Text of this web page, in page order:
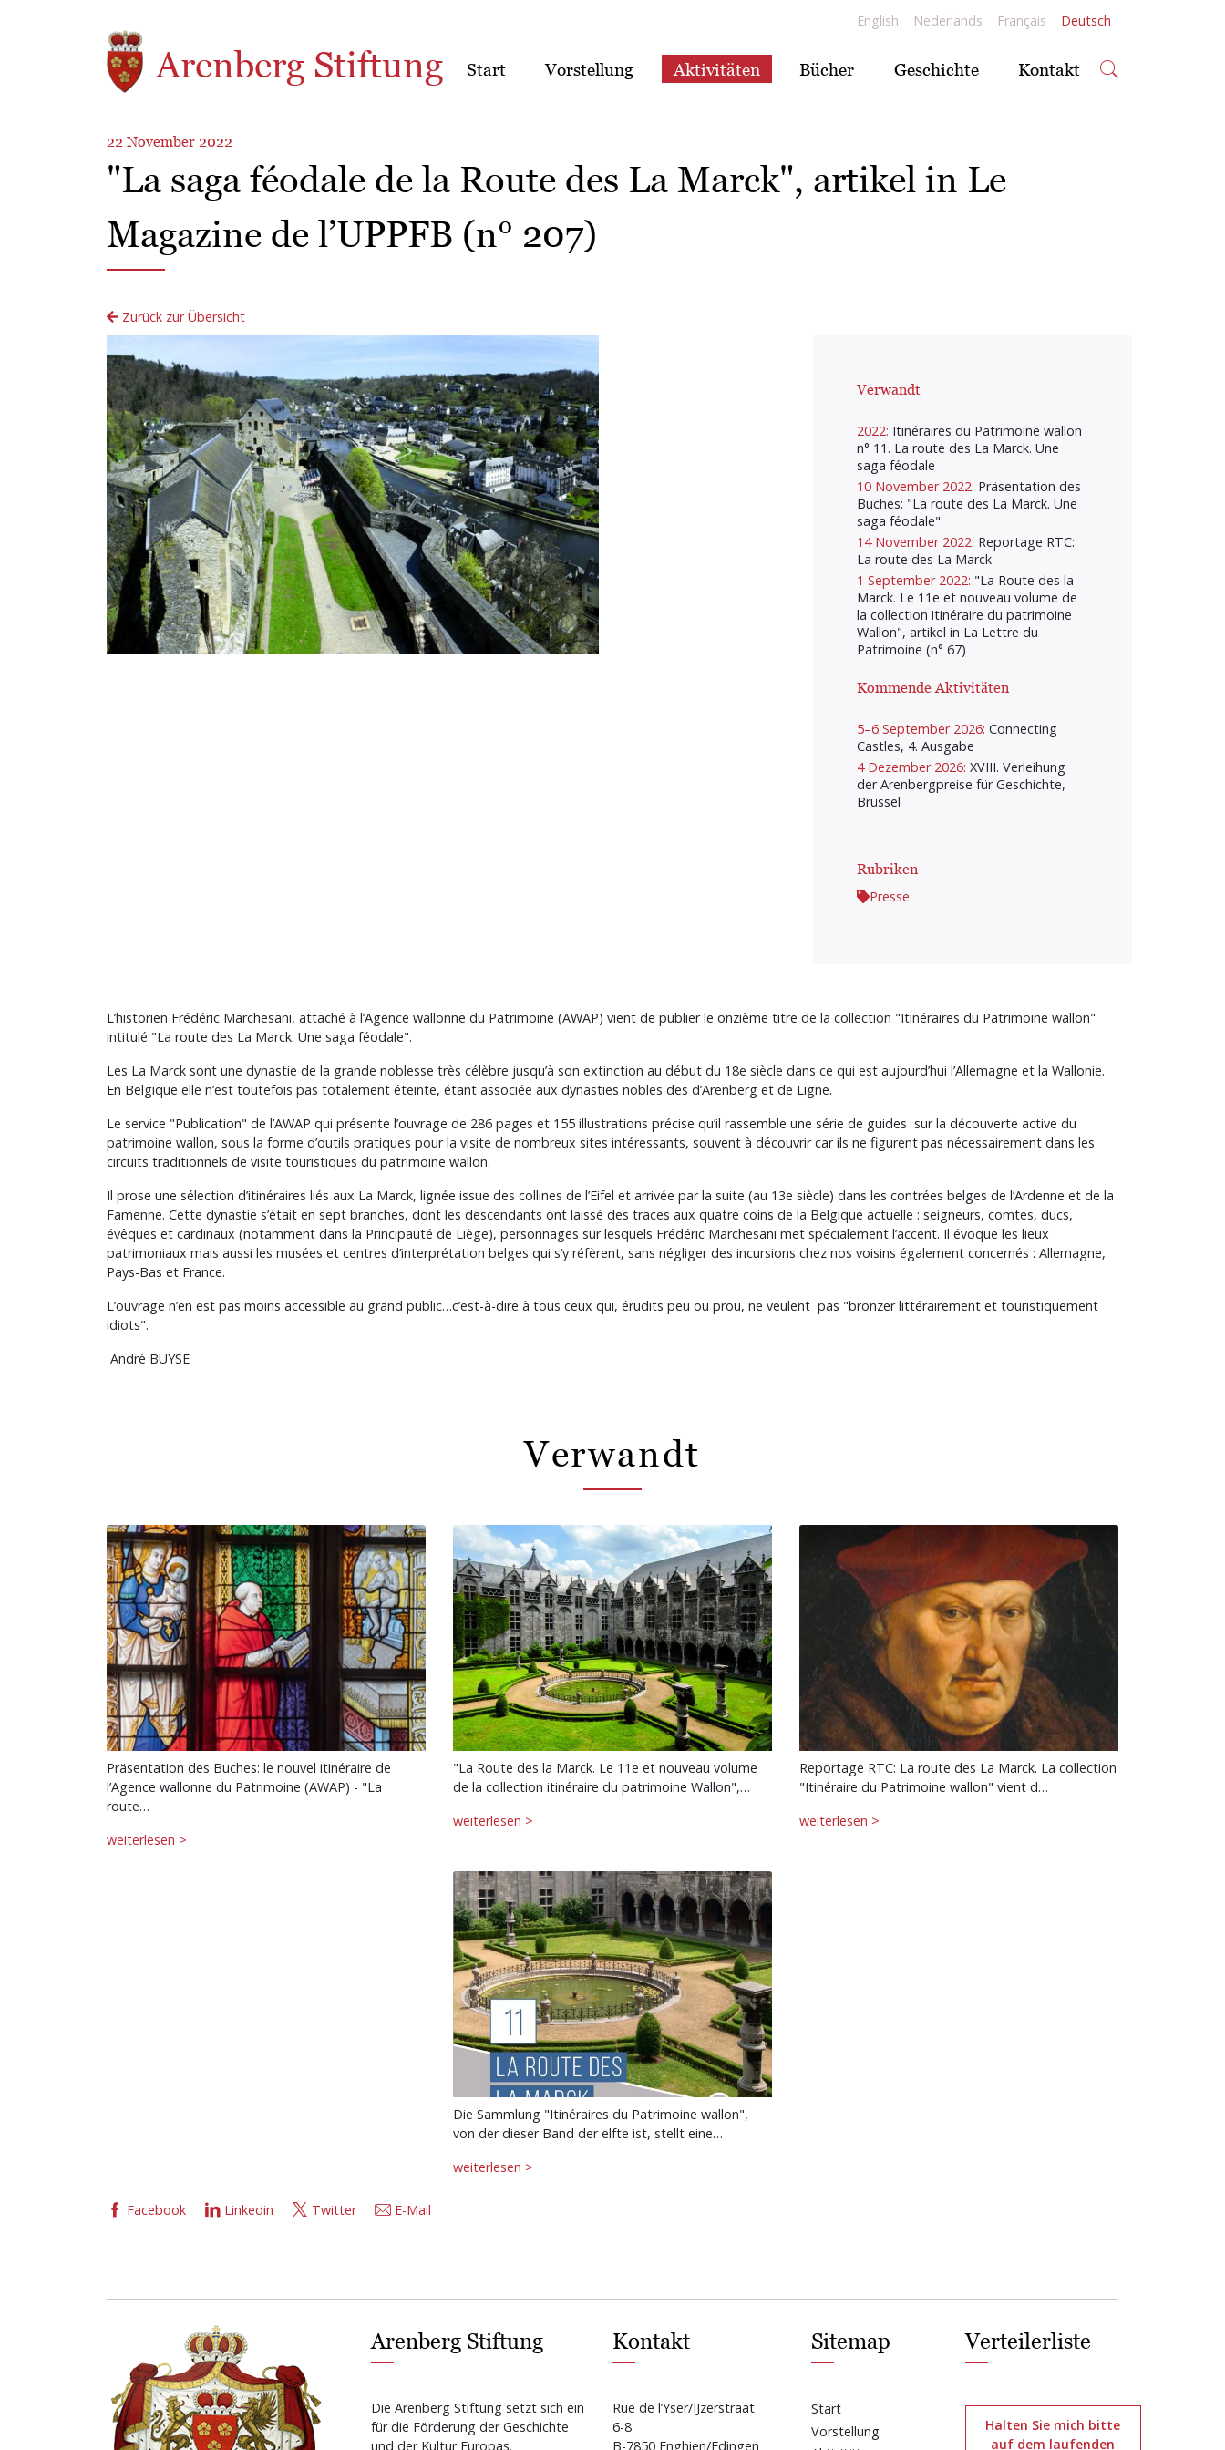
English Nederlands Français Deutsch
Arenberg Stiftung Start Vorstellung Aktivitäten Bücher Geschichte Kontakt
22 November 2022
"La saga féodale de la Route des La Marck", artikel in Le
Magazine de l’UPPFB (n° 207)
Zurück zur Übersicht
Verwandt
2022: Itinéraires du Patrimoine wallon
n° 11. La route des La Marck. Une
saga féodale
10 November 2022: Präsentation des
Buches: "La route des La Marck. Une
saga féodale"
14 November 2022: Reportage RTC:
La route des La Marck
1 September 2022: "La Route des la
Marck. Le 11e et nouveau volume de
la collection itinéraire du patrimoine
Wallon", artikel in La Lettre du
Patrimoine (n° 67)
Kommende Aktivitäten
5–6 September 2026: Connecting
Castles, 4. Ausgabe
4 Dezember 2026: XVIII. Verleihung
der Arenbergpreise für Geschichte,
Brüssel
Rubriken
Presse
L’historien Frédéric Marchesani, attaché à l’Agence wallonne du Patrimoine (AWAP) vient de publier le onzième titre de la collection "Itinéraires du Patrimoine wallon"
intitulé "La route des La Marck. Une saga féodale".
Les La Marck sont une dynastie de la grande noblesse très célèbre jusqu’à son extinction au début du 18e siècle dans ce qui est aujourd’hui l’Allemagne et la Wallonie.
En Belgique elle n’est toutefois pas totalement éteinte, étant associée aux dynasties nobles des d’Arenberg et de Ligne.
Le service "Publication" de l’AWAP qui présente l’ouvrage de 286 pages et 155 illustrations précise qu’il rassemble une série de guides sur la découverte active du
patrimoine wallon, sous la forme d’outils pratiques pour la visite de nombreux sites intéressants, souvent à découvrir car ils ne figurent pas nécessairement dans les
circuits traditionnels de visite touristiques du patrimoine wallon.
Il prose une sélection d’itinéraires liés aux La Marck, lignée issue des collines de l’Eifel et arrivée par la suite (au 13e siècle) dans les contrées belges de l’Ardenne et de la
Famenne. Cette dynastie s’était en sept branches, dont les descendants ont laissé des traces aux quatre coins de la Belgique actuelle : seigneurs, comtes, ducs,
évêques et cardinaux (notamment dans la Principauté de Liège), personnages sur lesquels Frédéric Marchesani met spécialement l’accent. Il évoque les lieux
patrimoniaux mais aussi les musées et centres d’interprétation belges qui s’y réfèrent, sans négliger des incursions chez nos voisins également concernés : Allemagne,
Pays-Bas et France.
L’ouvrage n’en est pas moins accessible au grand public…c’est-à-dire à tous ceux qui, érudits peu ou prou, ne veulent pas "bronzer littérairement et touristiquement
idiots".
André BUYSE
Verwandt
Präsentation des Buches: le nouvel itinéraire de
l’Agence wallonne du Patrimoine (AWAP) - "La
route…
weiterlesen >
"La Route des la Marck. Le 11e et nouveau volume
de la collection itinéraire du patrimoine Wallon",…
weiterlesen >
Reportage RTC: La route des La Marck. La collection
"Itinéraire du Patrimoine wallon" vient d…
weiterlesen >
Die Sammlung "Itinéraires du Patrimoine wallon",
von der dieser Band der elfte ist, stellt eine…
weiterlesen >
Facebook Linkedin Twitter E-Mail
Arenberg Stiftung
Die Arenberg Stiftung setzt sich ein
für die Förderung der Geschichte
und der Kultur Europas.
Kontakt
Rue de l’Yser/IJzerstraat
6-8
B-7850 Enghien/Edingen
Sitemap
Start
Vorstellung
Verteilerliste
Halten Sie mich bitte
auf dem laufenden